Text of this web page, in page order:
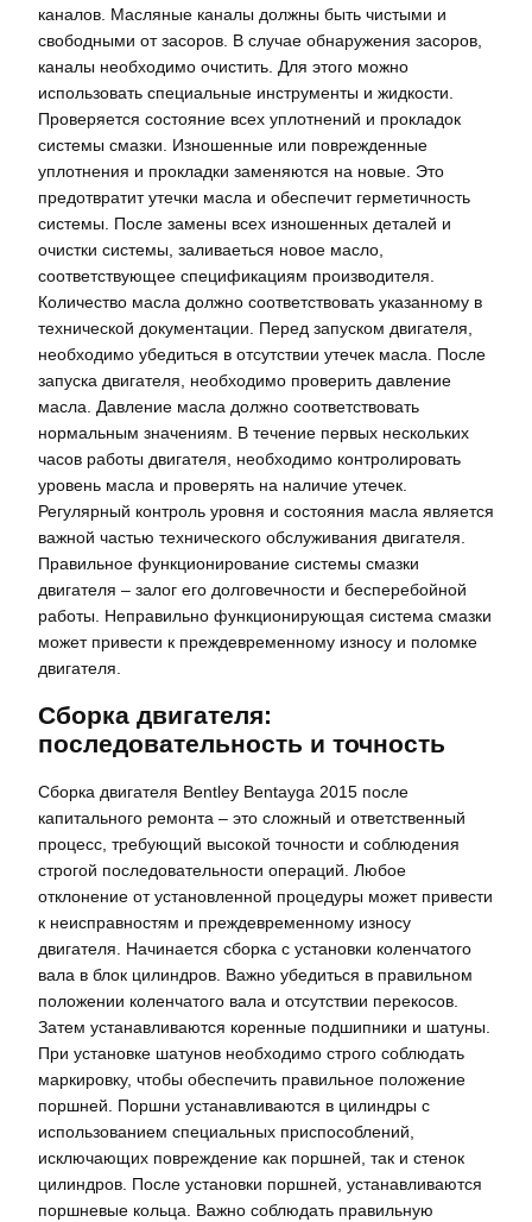
каналов. Масляные каналы должны быть чистыми и
свободными от засоров. В случае обнаружения засоров,
каналы необходимо очистить. Для этого можно
использовать специальные инструменты и жидкости.
Проверяется состояние всех уплотнений и прокладок
системы смазки. Изношенные или поврежденные
уплотнения и прокладки заменяются на новые. Это
предотвратит утечки масла и обеспечит герметичность
системы. После замены всех изношенных деталей и
очистки системы, заливаеться новое масло,
соответствующее спецификациям производителя.
Количество масла должно соответствовать указанному в
технической документации. Перед запуском двигателя,
необходимо убедиться в отсутствии утечек масла. После
запуска двигателя, необходимо проверить давление
масла. Давление масла должно соответствовать
нормальным значениям. В течение первых нескольких
часов работы двигателя, необходимо контролировать
уровень масла и проверять на наличие утечек.
Регулярный контроль уровня и состояния масла является
важной частью технического обслуживания двигателя.
Правильное функционирование системы смазки
двигателя – залог его долговечности и бесперебойной
работы. Неправильно функционирующая система смазки
может привести к преждевременному износу и поломке
двигателя.
Сборка двигателя:
последовательность и точность
Сборка двигателя Bentley Bentayga 2015 после
капитального ремонта – это сложный и ответственный
процесс, требующий высокой точности и соблюдения
строгой последовательности операций. Любое
отклонение от установленной процедуры может привести
к неисправностям и преждевременному износу
двигателя. Начинается сборка с установки коленчатого
вала в блок цилиндров. Важно убедиться в правильном
положении коленчатого вала и отсутствии перекосов.
Затем устанавливаются коренные подшипники и шатуны.
При установке шатунов необходимо строго соблюдать
маркировку, чтобы обеспечить правильное положение
поршней. Поршни устанавливаются в цилиндры с
использованием специальных приспособлений,
исключающих повреждение как поршней, так и стенок
цилиндров. После установки поршней, устанавливаются
поршневые кольца. Важно соблюдать правильную